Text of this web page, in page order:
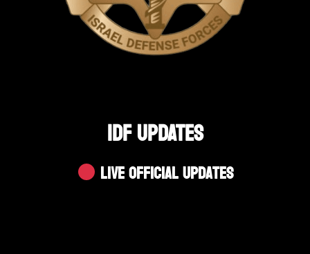
IDF UPDATES
Live Official Updates